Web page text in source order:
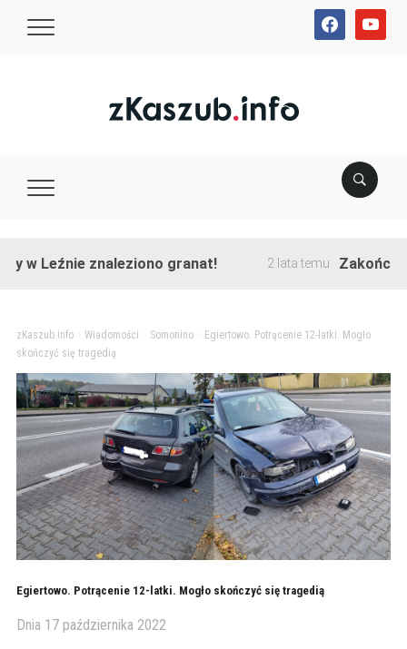
facebookyoutube
znaleziono granat! 2 lata temu Zakończono
zKaszub.info> Wiadomości Somonino>
Egiertowo. Potrącenie 12-latki. Mogło
skończyć się tragedią
Egiertowo. Potrącenie 12-latki. Mogło skończyć się tragedią
Dnia 17 października 2022